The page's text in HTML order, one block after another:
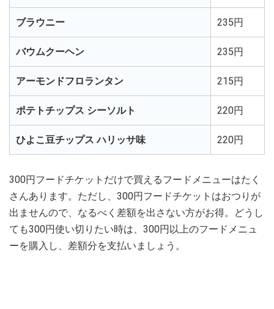
ブラウニー 235円
バウムクーヘン 235円
アーモンドフロランタン 215円
ポテトチップス シーソルト 220円
ひよこ豆チップス ハリッサ味 220円
300円フードチケットだけで買えるフードメニューはたく
さんあります。ただし、300円フードチケットはおつりが
出ませんので、なるべく差額を出さない方がお得。どうし
ても300円使い切りたい時は、300円以上のフードメニュ
ーを購入し、差額分を支払いましょう。